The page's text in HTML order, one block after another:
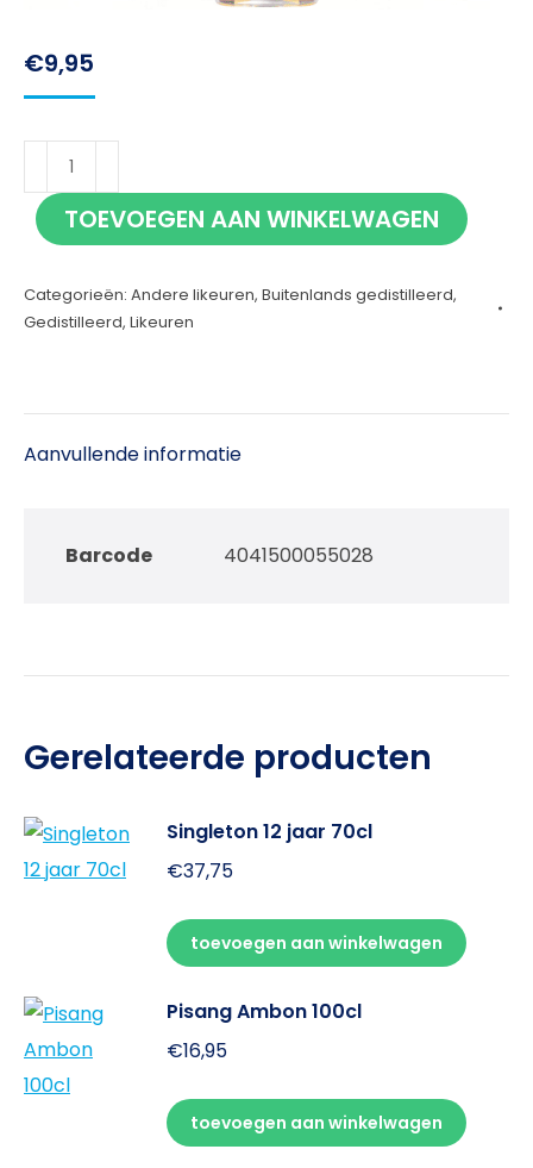
€9,95
Berentzen
Maracuja
70cl TOEVOEGEN AAN WINKELWAGEN
Categorieën: Andere likeuren, Buitenlands gedistilleerd,
Gedistilleerd, Likeuren
Aanvullende informatie
Barcode 4041500055028
Gerelateerde producten
Singleton 12 jaar 70cl
€37,75
toevoegen aan winkelwagen
Pisang Ambon 100cl
€16,95
toevoegen aan winkelwagen